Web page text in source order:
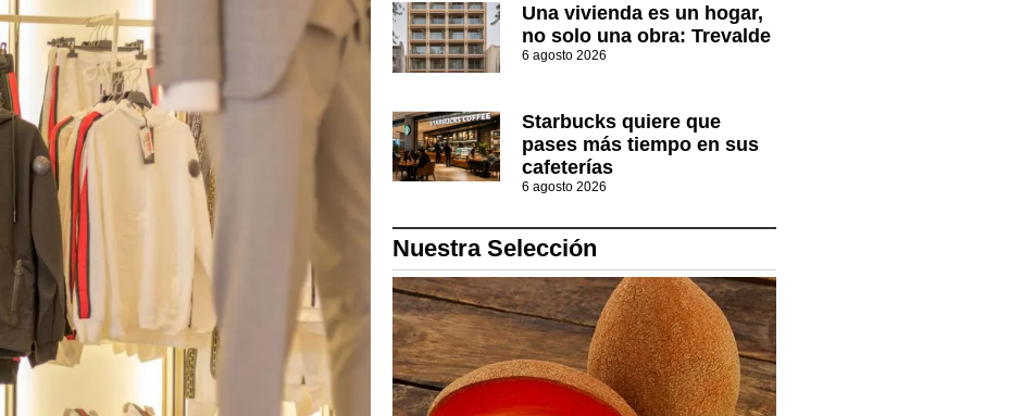
Una vivienda es un hogar,
no solo una obra: Trevalde
6 agosto 2026
Starbucks quiere que
pases más tiempo en sus
cafeterías
6 agosto 2026
Nuestra Selección